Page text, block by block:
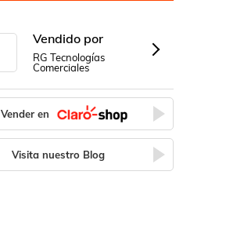
Vendido por
RG Tecnologías
Comerciales
Vender en
Visita nuestro Blog